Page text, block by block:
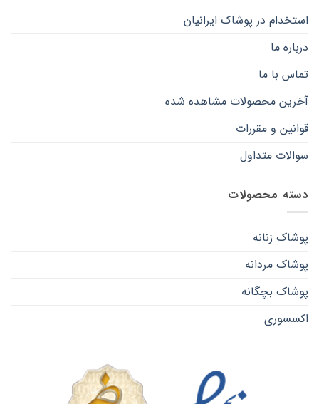
استخدام در پوشاک ایرانیان
درباره ما
تماس با ما
آخرین محصولات مشاهده شده
قوانین و مقررات
سوالات متداول
دسته محصولات
پوشاک زنانه
پوشاک مردانه
پوشاک بچگانه
اکسسوری